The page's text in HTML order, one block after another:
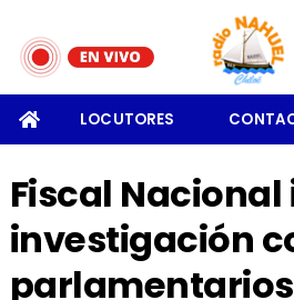
LOCUTORES
Fiscal
investigación